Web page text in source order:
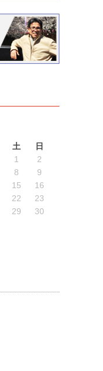
土 日
1
2
8
9
15
16
22
23
29
30